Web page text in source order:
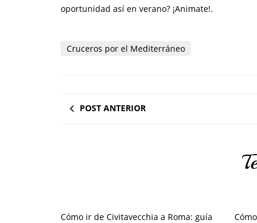
oportunidad así en verano? ¡Animate!.
Cruceros por el Mediterráneo
POST ANTERIOR
Cómo ir de Civitavecchia a Roma: guía